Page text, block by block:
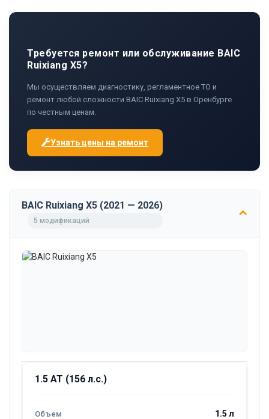
Требуется ремонт или обслуживание BAIC
Ruixiang X5?
Мы осуществляем диагностику, регламентное ТО и
ремонт любой сложности BAIC Ruixiang X5 в Оренбурге
по честным ценам.
Узнать цены на ремонт
BAIC Ruixiang X5 (2021 — 2026)
5 модификаций
1.5 AT (156 л.с.)
1.5 л